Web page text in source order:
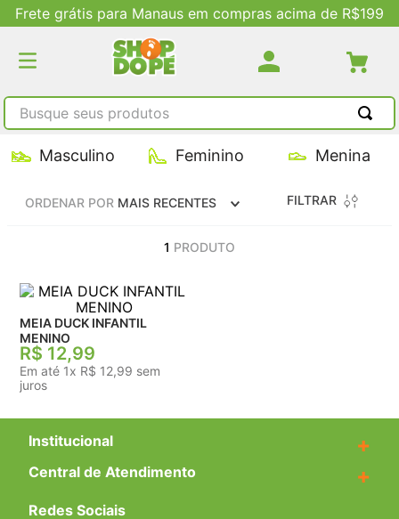
grátis para Manaus em compras acima de R$199
Busque seus produtos
Masculino Feminino Menina
ORDENAR POR MAIS RECENTES FILTRAR
1 PRODUTO
MEIA DUCK INFANTIL
MENINO
R$ 12,99
Em até 1x R$ 12,99 sem
juros
Institucional +
Central de Atendimento +
Redes Sociais
TERMOS MAIS BUSCADOS
2º
tenis feminino
5º tenis